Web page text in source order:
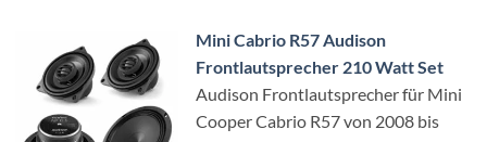
Mini Cabrio R57 Audison
Frontlautsprecher 210 Watt Set
Audison Frontlautsprecher für Mini
Cooper Cabrio R57 von 2008 bis